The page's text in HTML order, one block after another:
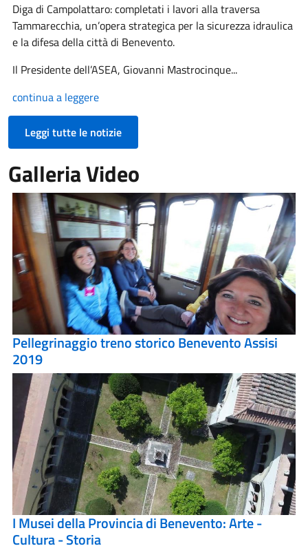
Diga di Campolattaro: completati i lavori alla traversa
Tammarecchia, un’opera strategica per la sicurezza idraulica
e la difesa della città di Benevento.
Il Presidente dell’ASEA, Giovanni Mastrocinque...
continua a leggere
Leggi tutte le notizie
Galleria Video
Pellegrinaggio treno storico Benevento Assisi
2019
I Musei della Provincia di Benevento: Arte -
Cultura - Storia